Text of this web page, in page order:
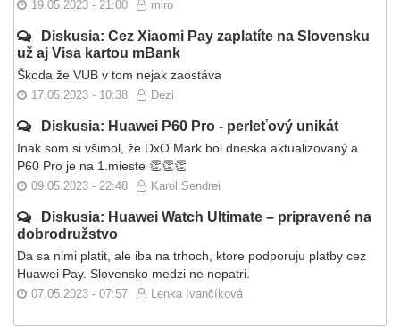
19.05.2023 - 21:00 miro
Diskusia: Cez Xiaomi Pay zaplatíte na Slovensku
už aj Visa kartou mBank
Škoda že VUB v tom nejak zaostáva
17.05.2023 - 10:38 Dezi
Diskusia: Huawei P60 Pro - perleťový unikát
Inak som si všimol, že DxO Mark bol dneska aktualizovaný a
P60 Pro je na 1.mieste 👏👏👏
09.05.2023 - 22:48 Karol Sendrei
Diskusia: Huawei Watch Ultimate – pripravené na
dobrodružstvo
Da sa nimi platit, ale iba na trhoch, ktore podporuju platby cez
Huawei Pay. Slovensko medzi ne nepatri.
07.05.2023 - 07:57 Lenka Ivančíková